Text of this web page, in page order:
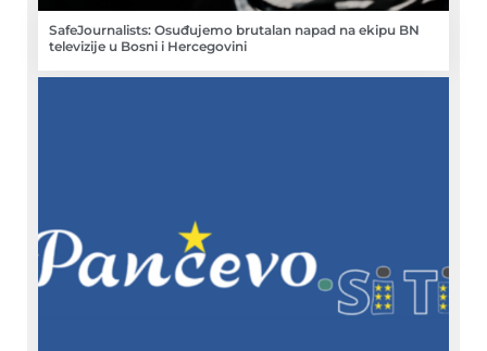
SafeJournalists: Osuđujemo brutalan napad na ekipu BN
televizije u Bosni i Hercegovini